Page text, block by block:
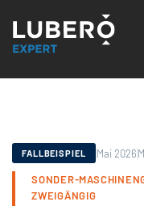
FALLBEISPIEL Mai 2026
SONDER-
ZWEIGÄNGIG